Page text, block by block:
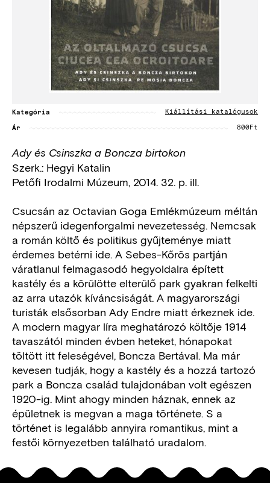
Kategória Kiállítási katalógusok
Ár 800Ft
Ady és Csinszka a Boncza birtokon
Szerk.: Hegyi Katalin
Petőfi Irodalmi Múzeum, 2014. 32. p. ill.
Csucsán az Octavian Goga Emlékmúzeum méltán
népszerű idegenforgalmi nevezetesség. Nemcsak
a román költő és politikus gyűjteménye miatt
érdemes betérni ide. A Sebes-Kőrös partján
váratlanul felmagasodó hegyoldalra épített
kastély és a körülötte elterülő park gyakran felkelti
az arra utazók kíváncsiságát. A magyarországi
turisták elsősorban Ady Endre miatt érkeznek ide.
A modern magyar líra meghatározó költője 1914
tavaszától minden évben heteket, hónapokat
töltött itt feleségével, Boncza Bertával. Ma már
kevesen tudják, hogy a kastély és a hozzá tartozó
park a Boncza család tulajdonában volt egészen
1920-ig. Mint ahogy minden háznak, ennek az
épületnek is megvan a maga története. S a
történet is legalább annyira romantikus, mint a
festői környezetben található uradalom.